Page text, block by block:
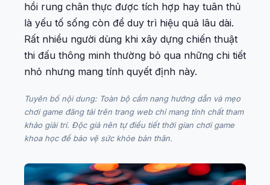
hồi rung chân thực được tích hợp hay tuân thủ
là yếu tố sống còn để duy trì hiệu quả lâu dài.
Rất nhiều người dùng khi xây dựng chiến thuật
thi đấu thông minh thường bỏ qua những chi tiết
nhỏ nhưng mang tính quyết định này.
Tuyên bố nội dung: Toàn bộ cẩm nang hướng dẫn và mẹo
chơi game đăng tải trên trang web chỉ mang tính chất tham
khảo giải trí. Độc giả nên tự điều tiết thời gian chơi game
khoa học để bảo vệ sức khỏe bản thân.